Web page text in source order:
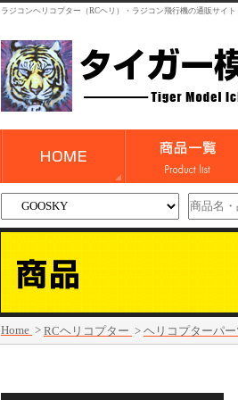
ラジコンヘリコプター（RCヘリ）・ラジコン飛行機の通販サイ
Home > RCヘリコプター > ヘリコプターパ